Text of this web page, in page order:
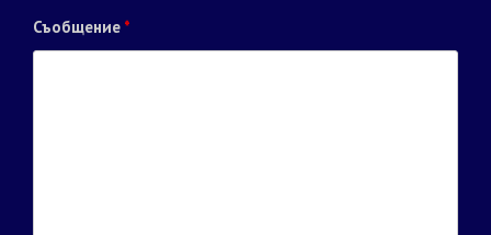
Съобщение *